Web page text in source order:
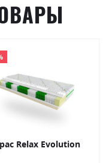
Relax Evolution